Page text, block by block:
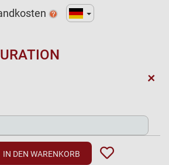
+
IN DEN WARENKORB